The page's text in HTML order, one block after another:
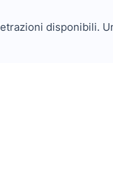
disponibili.